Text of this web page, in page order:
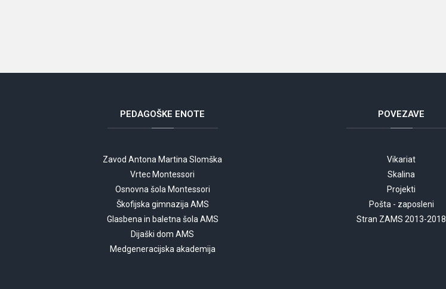
PEDAGOŠKE ENOTE
Zavod Antona Martina Slomška
Vrtec Montessori
Osnovna šola Montessori
Škofijska gimnazija AMS
Glasbena in baletna šola AMS
Dijaški dom AMS
Medgeneracijska akademija
POVEZAVE
Vikariat
Skalina
Projekti
Pošta - zaposleni
Stran ZAMS 2013-2018